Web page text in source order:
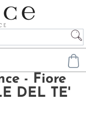
- Fiore
DEL TE'